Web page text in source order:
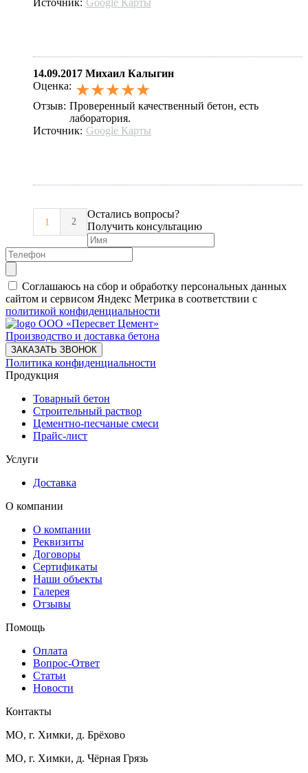
14.09.2017 Михаил Калыгин
Оценка: ★★★★★
Отзыв: Проверенный качественный бетон, есть
лаборатория.
Источник: Google Карты
1 2
Остались вопросы?
Получить консультацию
Соглашаюсь на сбор и обработку персональных данных
сайтом и сервисом Яндекс Метрика в соответствии с
политикой конфиденциальности
ООО «Пересвет Цемент»
Производство и доставка бетона
ЗАКАЗАТЬ ЗВОНОК
Политика конфиденциальности
Продукция
Товарный бетон
Строительный раствор
Цементно-песчаные смеси
Прайс-лист
Услуги
Доставка
О компании
О компании
Реквизиты
Договоры
Сертификаты
Наши объекты
Галерея
Отзывы
Помощь
Оплата
Вопрос-Ответ
Статьи
Новости
Контакты
МО, г. Химки, д. Брёхово
МО, г. Химки, д. Чёрная Грязь